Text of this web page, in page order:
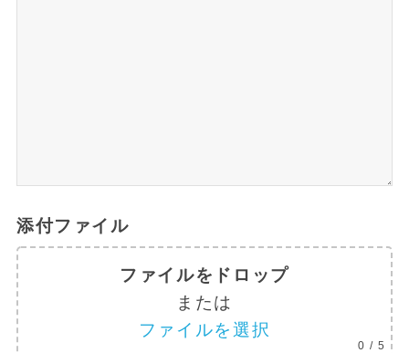
添付ファイル
ファイルをドロップ
または
ファイルを選択
0 / 5